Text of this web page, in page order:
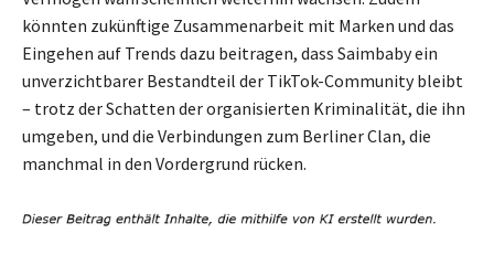
könnten zukünftige Zusammenarbeit mit Marken und das
Eingehen auf Trends dazu beitragen, dass Saimbaby ein
unverzichtbarer Bestandteil der TikTok-Community bleibt
– trotz der Schatten der organisierten Kriminalität, die ihn
umgeben, und die Verbindungen zum Berliner Clan, die
manchmal in den Vordergrund rücken.